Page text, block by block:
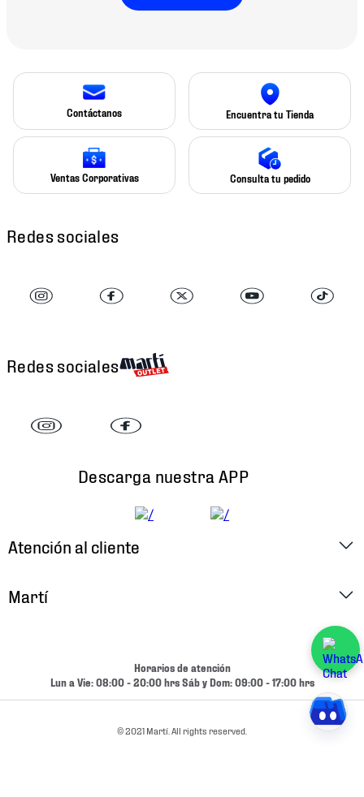
Contáctanos Encuentra tu Tienda
Ventas Corporativas Consulta tu pedido
Redes sociales
Redes sociales
Descarga nuestra APP
Atención al cliente
Cambios y Devoluciones
Martí
Términos y Condiciones
Horarios de atención
Lun a Vie: 08:00 - 20:00 hrs Sáb y Dom: 09:00 - 17:00 hrs
© 2021 Martí. All rights reserved.